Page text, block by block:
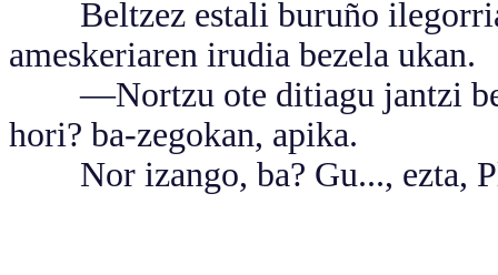
Beltzez estali buruño
ameskeriaren irudia bezela ukan.
—Nortzu ote ditiagu jantzi
hori? ba-zegokan, apika.
Nor izango, ba? Gu..., ezta,